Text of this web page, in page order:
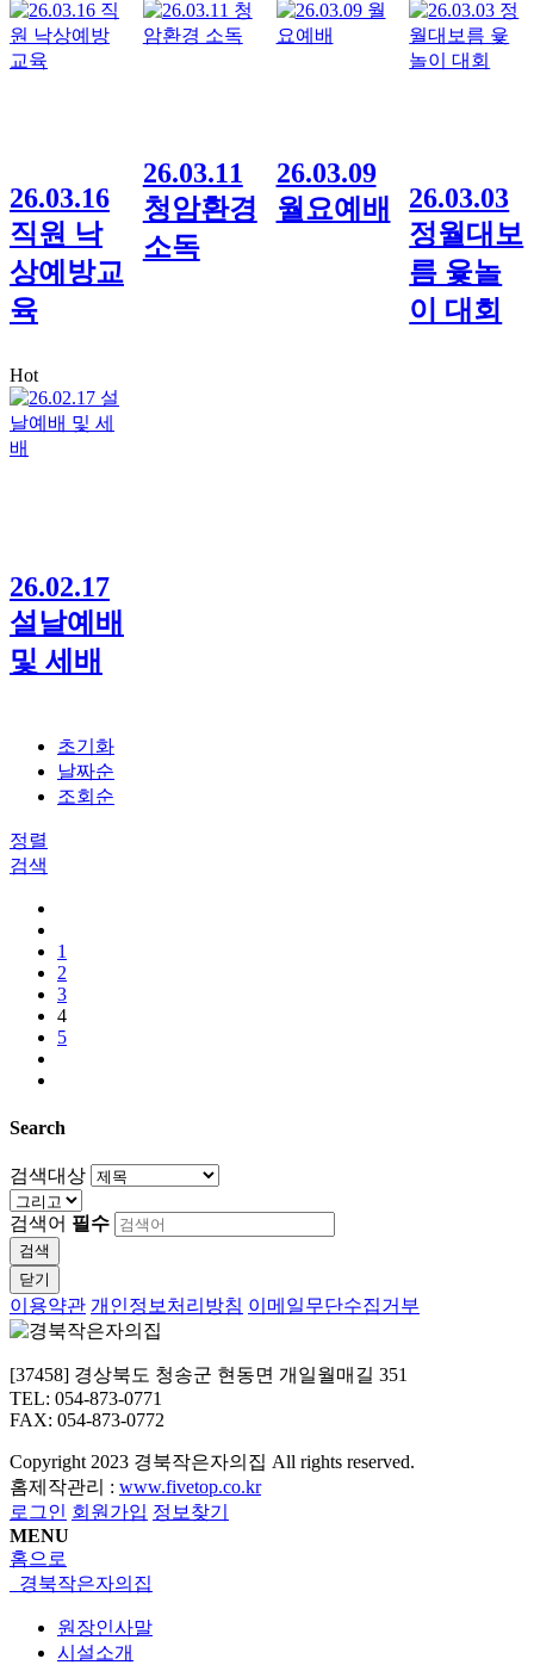
26.03.16
직원 낙
상예방교
육
26.03.11
청암환경
소독
26.03.09
월요예배
26.03.03
정월대보
름 윷놀
이 대회
Hot
26.02.17
설날예배
및 세배
초기화
날짜순
조회순
정렬
검색
1
2
3
4
5
Search
검색대상
검색어 필수
검색
닫기
이용약관 개인정보처리방침 이메일무단수집거부
[37458] 경상북도 청송군 현동면 개일월매길 351
TEL: 054-873-0771
FAX: 054-873-0772
Copyright 2023 경북작은자의집 All rights reserved.
홈제작관리 : www.fivetop.co.kr
로그인 회원가입 정보찾기
MENU
홈으로
경북작은자의집
원장인사말
시설소개